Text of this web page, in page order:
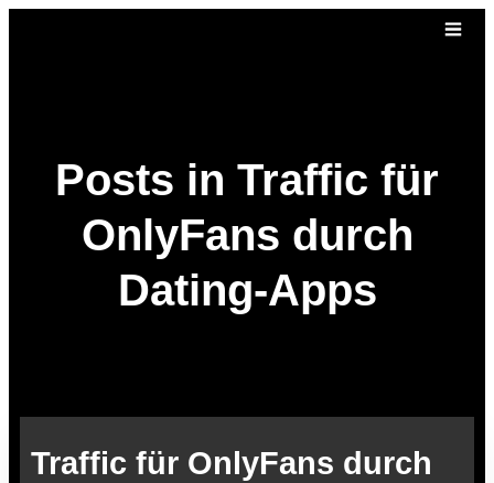
Posts in Traffic für
OnlyFans durch
Dating-Apps
Traffic für OnlyFans durch